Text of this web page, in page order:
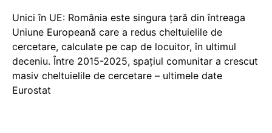
Unici în UE: România este singura țară din întreaga
Uniune Europeană care a redus cheltuielile de
cercetare, calculate pe cap de locuitor, în ultimul
deceniu. Între 2015-2025, spațiul comunitar a crescut
masiv cheltuielile de cercetare – ultimele date
Eurostat